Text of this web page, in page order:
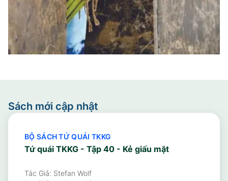
Sách mới cập nhật
BỘ SÁCH TỨ QUÁI TKKG
Tứ quái TKKG - Tập 40 - Kẻ giấu mặt
Tác Giả: Stefan Wolf